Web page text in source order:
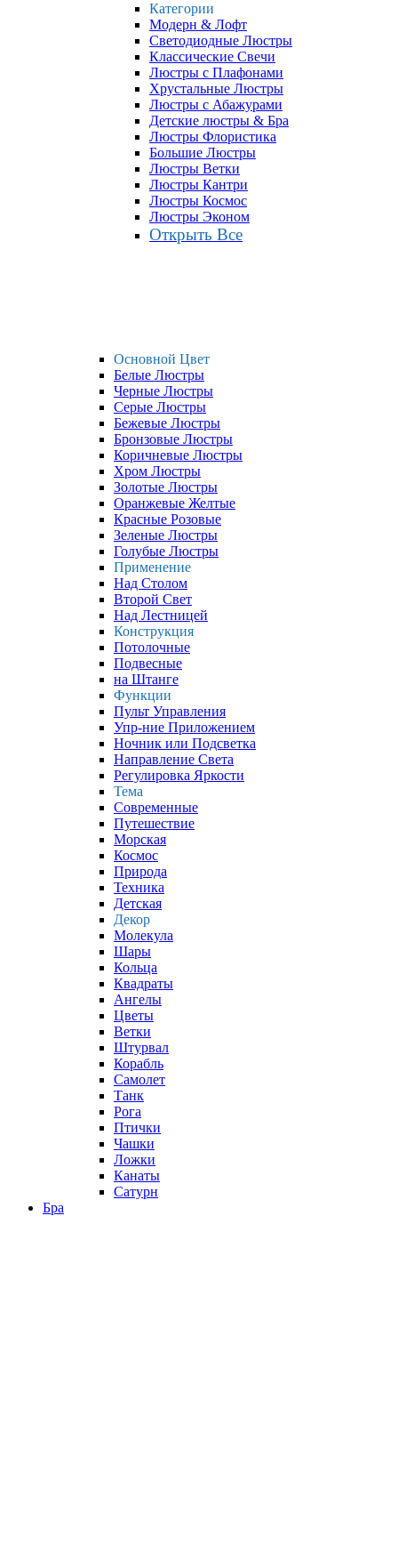
Категории
Модерн & Лофт
Светодиодные Люстры
Классические Свечи
Люстры с Плафонами
Хрустальные Люстры
Люстры с Абажурами
Детские люстры & Бра
Люстры Флористика
Большие Люстры
Люстры Ветки
Люстры Кантри
Люстры Космос
Люстры Эконом
Открыть Все
Основной Цвет
Белые Люстры
Черные Люстры
Серые Люстры
Бежевые Люстры
Бронзовые Люстры
Коричневые Люстры
Хром Люстры
Золотые Люстры
Оранжевые Желтые
Красные Розовые
Зеленые Люстры
Голубые Люстры
Применение
Над Столом
Второй Свет
Над Лестницей
Конструкция
Потолочные
Подвесные
на Штанге
Функции
Пульт Управления
Упр-ние Приложением
Ночник или Подсветка
Направление Света
Регулировка Яркости
Тема
Современные
Путешествие
Морская
Космос
Природа
Техника
Детская
Декор
Молекула
Шары
Кольца
Квадраты
Ангелы
Цветы
Ветки
Штурвал
Корабль
Самолет
Танк
Рога
Птички
Чашки
Ложки
Канаты
Сатурн
Бра